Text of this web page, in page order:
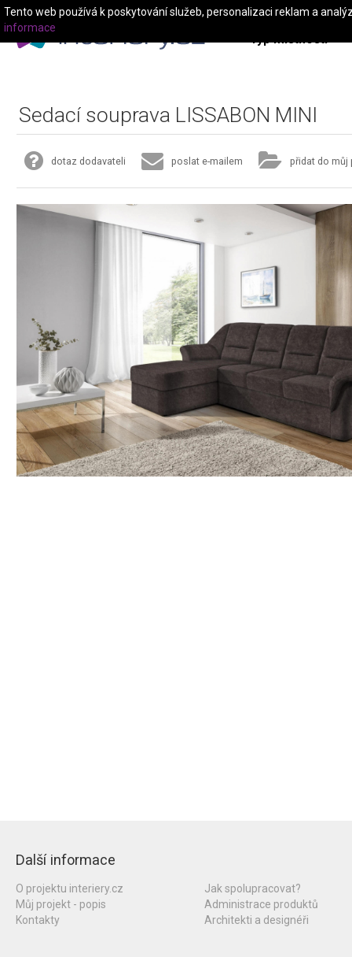
Typ místnosti
Sedací souprava LISSABON MINI
dotaz dodavateli poslat e-mailem přidat do můj
Další informace
O projektu interiery.cz
Můj projekt - popis
Kontakty
Jak spolupracovat?
Administrace produktů
Architekti a designéři
Tento web používá k poskytování služeb, personalizaci reklam a
informace